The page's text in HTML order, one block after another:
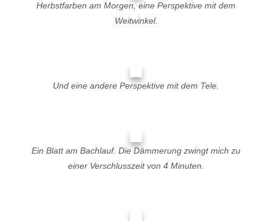
Herbstfarben am Morgen, eine Perspektive mit dem
Weitwinkel.
Und eine andere Perspektive mit dem Tele.
Ein Blatt am Bachlauf. Die Dämmerung zwingt mich zu
einer Verschlusszeit von 4 Minuten.